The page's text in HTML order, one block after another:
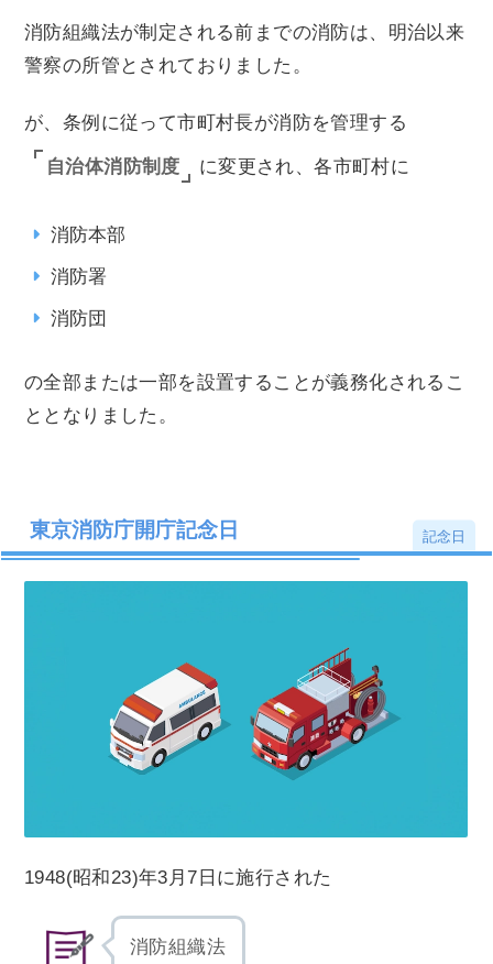
消防組織法が制定される前までの消防は、明治以来
警察の所管とされておりました。
が、条例に従って市町村長が消防を管理する
自治体消防制度 に変更され、各市町村に
消防本部
消防署
消防団
の全部または一部を設置することが義務化されるこ
ととなりました。
東京消防庁開庁記念日 記念日
1948(昭和23)年3月7日に施行された
消防組織法